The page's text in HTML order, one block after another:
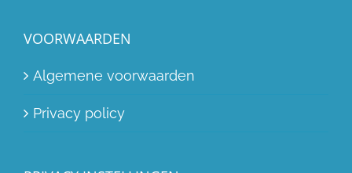
VOORWAARDEN
Algemene voorwaarden
Privacy policy